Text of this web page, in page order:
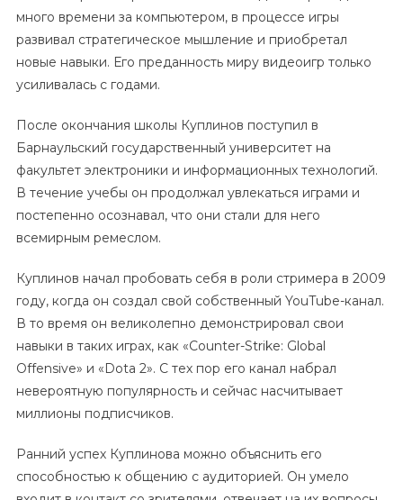
много времени за компьютером, в процессе игры
развивал стратегическое мышление и приобретал
новые навыки. Его преданность миру видеоигр только
усиливалась с годами.
После окончания школы Куплинов поступил в
Барнаульский государственный университет на
факультет электроники и информационных технологий.
В течение учебы он продолжал увлекаться играми и
постепенно осознавал, что они стали для него
всемирным ремеслом.
Куплинов начал пробовать себя в роли стримера в 2009
году, когда он создал свой собственный YouTube-канал.
В то время он великолепно демонстрировал свои
навыки в таких играх, как «Counter-Strike: Global
Offensive» и «Dota 2». С тех пор его канал набрал
невероятную популярность и сейчас насчитывает
миллионы подписчиков.
Ранний успех Куплинова можно объяснить его
способностью к общению с аудиторией. Он умело